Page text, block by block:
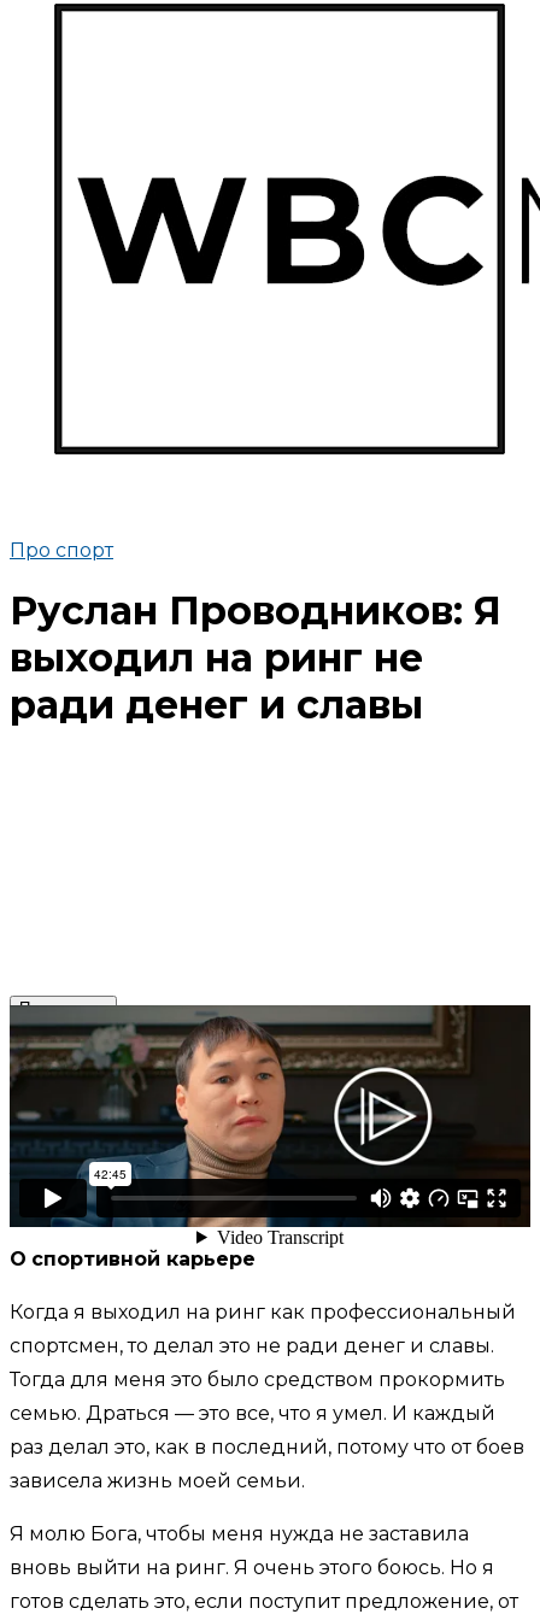
Про спорт
Руслан Проводников: Я
выходил на ринг не
ради денег и славы
Поделиться
В избранное
Смотреть позже
Руслан Проводников, боксёр,
экс-чемпион мира по версии
WBO
О спортивной карьере
Когда я выходил на ринг как профессиональный
спортсмен, то делал это не ради денег и славы.
Тогда для меня это было средством прокормить
семью. Драться — это все, что я умел. И каждый
раз делал это, как в последний, потому что от боев
зависела жизнь моей семьи.
Я молю Бога, чтобы меня нужда не заставила
вновь выйти на ринг. Я очень этого боюсь. Но я
готов сделать это, если поступит предложение, от